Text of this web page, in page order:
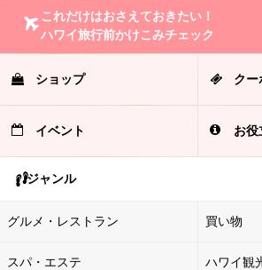
これだけはおさえておきたい！
ハワイ旅行前かけこみチェック
ショップ クー
イベント お役
ジャンル
グルメ・レストラン 買い物
スパ・エステ ハワイ観